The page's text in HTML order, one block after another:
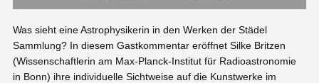
Was sieht eine Astrophysikerin in den Werken der Städel
Sammlung? In diesem Gastkommentar eröffnet Silke Britzen
(Wissenschaftlerin am Max-Planck-Institut für Radioastronomie
in Bonn) ihre individuelle Sichtweise auf die Kunstwerke im